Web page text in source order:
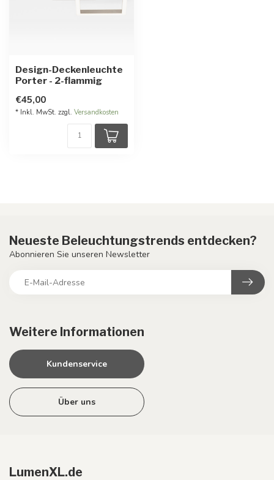
Design-Deckenleuchte
Porter - 2-flammig
€45,00
* Inkl. MwSt. zzgl. Versandkosten
Weitere Informationen
Kundenservice
Über uns
Neueste Beleuchtungstrends entdecken?
Abonnieren Sie unseren Newsletter
LumenXL.de